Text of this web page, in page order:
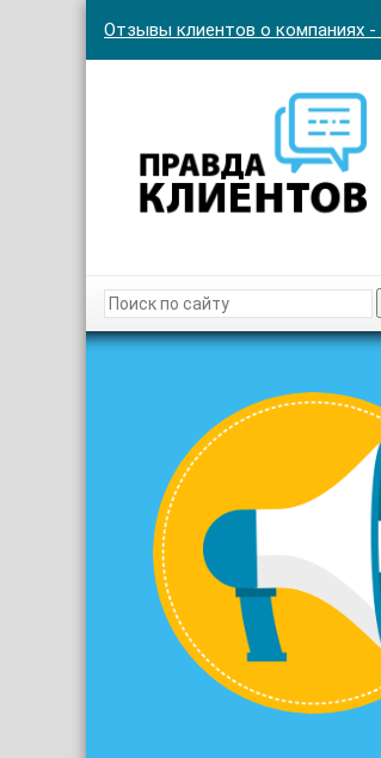
Отзывы клиентов о компаниях